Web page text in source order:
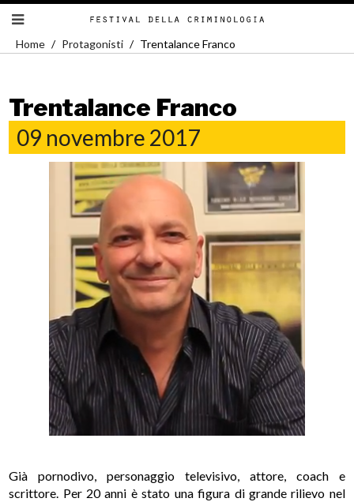
Home Protagonisti Trentalance Franco
Trentalance Franco
09 novembre 2017
Già pornodivo, personaggio televisivo, attore, coach e
scrittore. Per 20 anni è stato una figura di grande rilievo nel